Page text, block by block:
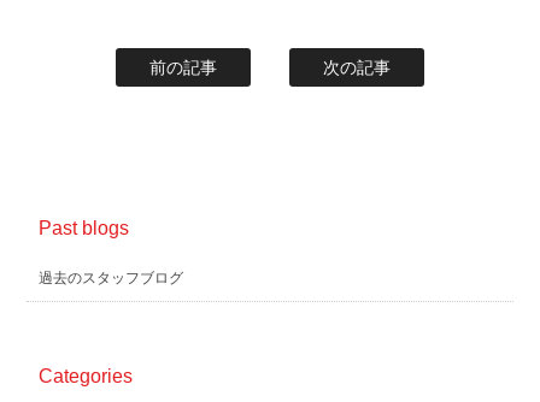
前の記事 次の記事
Past blogs
過去のスタッフブログ
Categories